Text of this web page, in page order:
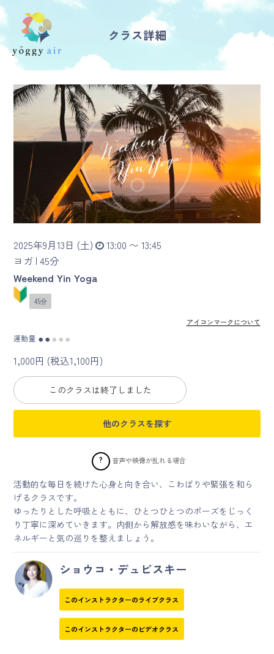
受講の流れ
料金について
インストラクター一覧
FAQ / お問い合わせ
yoggy store
yoggy mommy
マイページ
会員規約について
クラス参加にあたっての同意書
特定商取引にかかわる表示
プライバシーポリシー
クラス詳細
2025年9月13日 (土)
13:00 〜 13:45
ヨガ | 45分
Weekend Yin Yoga
45分
アイコンマークについて
運動量 ● ● ● ● ●
1,000円 (税込1,100円)
このクラスは終了しました
他のクラスを探す
? 音声や映像が乱れる場合
活動的な毎日を続けた心身と向き合い、こわばりや緊張を和ら
げるクラスです。
ゆったりとした呼吸とともに、ひとつひとつのポーズをじっく
り丁寧に深めていきます。内側から解放感を味わいながら、エ
ネルギーと気の巡りを整えましょう。
ショウコ・デュビスキー
このインストラクターのライブクラス
このインストラクターのビデオクラス